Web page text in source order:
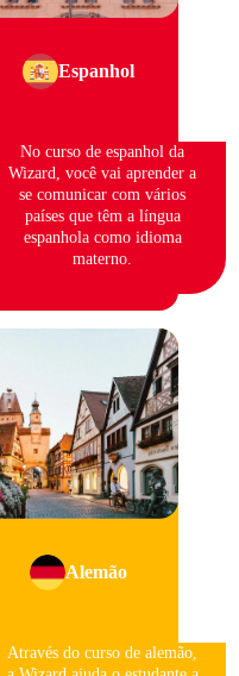
Espanhol
No curso de espanhol da
Wizard, você vai aprender a
se comunicar com vários
países que têm a língua
espanhola como idioma
materno.
Alemão
Através do curso de alemão,